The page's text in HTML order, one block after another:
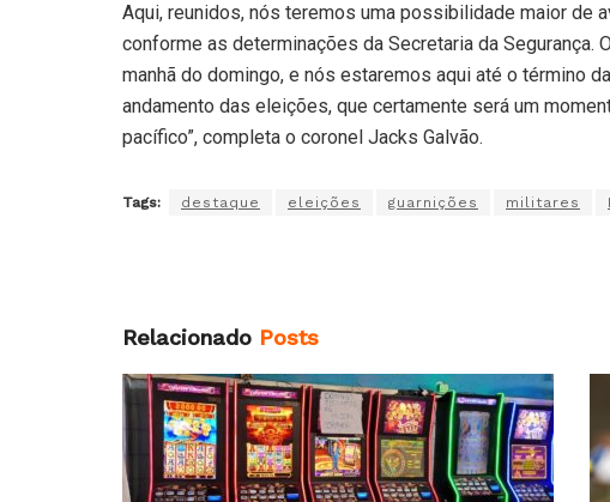
Aqui, reunidos, nós teremos uma possibilidade maior de
conforme as determinações da Secretaria da Segurança.
manhã do domingo, e nós estaremos aqui até o término
andamento das eleições, que certamente será um
pacífico”, completa o coronel Jacks Galvão.
Tags: destaque eleições guarnições militares
Relacionado Posts